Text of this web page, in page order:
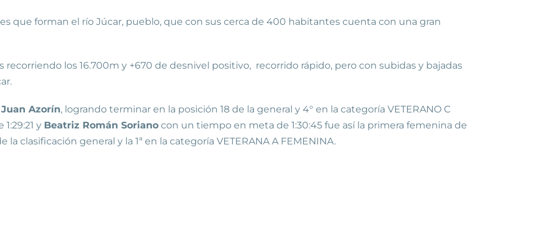
que forman el río Júcar, pueblo, que con sus cerca de 400 habitantes cuenta con una gran
los 16.700m y +670 de desnivel positivo, recorrido rápido, pero con subidas y bajadas
Azorín, logrando terminar en la posición 18 de la general y 4° en la categoría VETERANO C
y Beatriz Román Soriano con un tiempo en meta de 1:30:45 fue así la primera femenina de
clasificación general y la 1ª en la categoría VETERANA A FEMENINA.